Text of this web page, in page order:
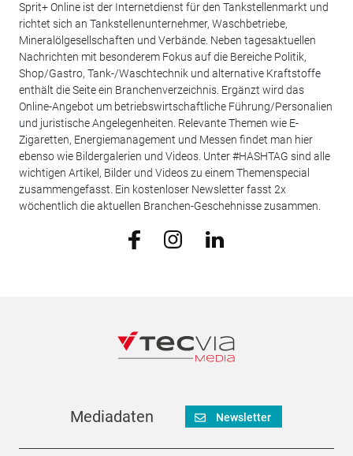
Sprit+ Online ist der Internetdienst für den Tankstellenmarkt und
richtet sich an Tankstellenunternehmer, Waschbetriebe,
Mineralölgesellschaften und Verbände. Neben tagesaktuellen
Nachrichten mit besonderem Fokus auf die Bereiche Politik,
Shop/Gastro, Tank-/Waschtechnik und alternative Kraftstoffe
enthält die Seite ein Branchenverzeichnis. Ergänzt wird das
Online-Angebot um betriebswirtschaftliche Führung/Personalien
und juristische Angelegenheiten. Relevante Themen wie E-
Zigaretten, Energiemanagement und Messen findet man hier
ebenso wie Bildergalerien und Videos. Unter #HASHTAG sind alle
wichtigen Artikel, Bilder und Videos zu einem Themenspecial
zusammengefasst. Ein kostenloser Newsletter fasst 2x
wöchentlich die aktuellen Branchen-Geschehnisse zusammen.
Mediadaten Newsletter